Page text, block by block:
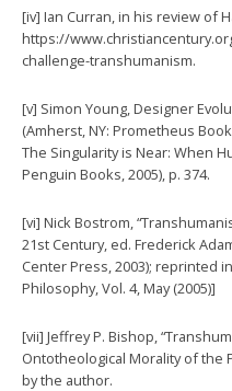
[iv] Ian Curran, in his review of
https://
challenge-transhumanism.
[v] Simon Young, Designer
(Amherst, NY: Prometheus
The Singularity is Near: When
Penguin Books, 2005), p. 374.
[vi] Nick Bostrom,
21st Century, ed. Frederick
Center Press, 2003); reprinted
Philosophy, Vol. 4, May (2005)]
[vii] Jeffrey P. Bishop,
Ontotheological Morality of the
by the author.